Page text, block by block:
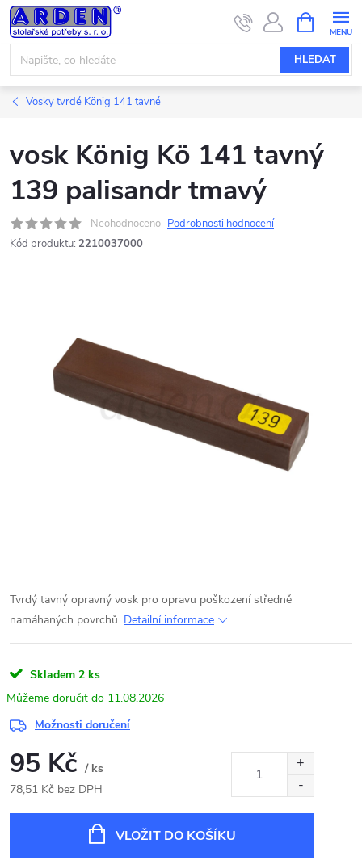
Přejít
na
obsah
HLEDAT
NÁKUPNÍ
KOŠÍK
Vosky tvrdé König 141 tavné
vosk König Kö 141 tavný
139 palisandr tmavý
Neohodnoceno Podrobnosti hodnocení
Kód produktu: 2210037000
Tvrdý tavný opravný vosk pro opravu poškození středně
namáhaných povrchů. Detailní informace
Skladem 2 ks
11.08.2026
Možnosti doručení
95 Kč / ks
78,51 Kč bez DPH
VLOŽIT DO KOŠÍKU